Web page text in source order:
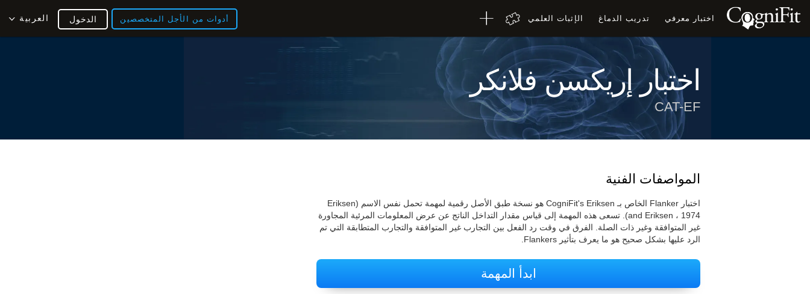
اختبار معرفي تدريب الدماغ الإثبات العلمي أدوات من الأجل المتخصصين العربية الدخول
اختبار إريكسن فلانكر
CAT-EF
المواصفات الفنية
اختبار Flanker الخاص بـ CogniFit's Eriksen هو نسخة طبق الأصل رقمية لمهمة تحمل نفس الاسم (Eriksen
and Eriksen ، 1974). تسعى هذه المهمة إلى قياس مقدار التداخل الناتج عن عرض المعلومات المرئية المجاورة
غير المتوافقة وغير ذات الصلة. الفرق في وقت رد الفعل بين التجارب غير المتوافقة والتجارب المتطابقة التي تم
الرد عليها بشكل صحيح هو ما يعرف بتأثير Flankers.
ابدأ المهمة